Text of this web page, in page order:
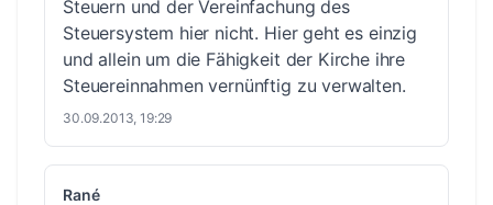
Steuern und der Vereinfachung des
Steuersystem hier nicht. Hier geht es einzig
und allein um die Fähigkeit der Kirche ihre
Steuereinnahmen vernünftig zu verwalten.
30.09.2013, 19:29
Rané